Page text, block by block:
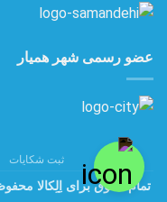
عضو رسمی شهر همیار
ثبت شکایات
تمام حقوق برای اِلِکالا